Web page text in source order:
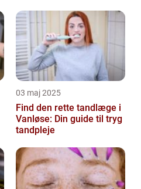
03 maj 2025
Find den rette tandlæge i
Vanløse: Din guide til tryg
tandpleje